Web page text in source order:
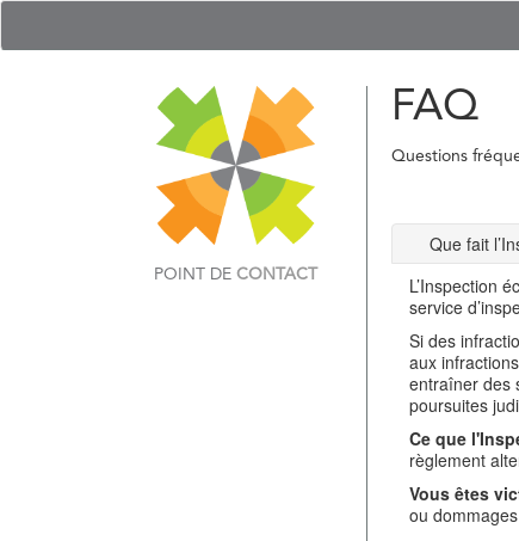
POINT DE CONTACT
FAQ
Questions
Que fait
L’Inspection
service
Si des
aux
entraîner des
poursuites
Ce que
règlement
Vous êtes
ou